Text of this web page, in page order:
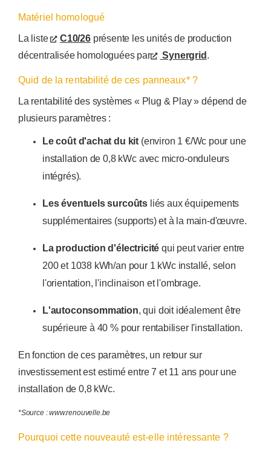
Matériel homologué
La liste C10/26présente les unités de production
décentralisée homologuées par
Synergrid .
Quid de la rentabilité de ces panneaux* ?
La rentabilité des systèmes « Plug & Play » dépend de
plusieurs paramètres :
Le coût d'achat du kit (environ 1 €/Wc pour une
installation de 0,8 kWc avec micro-onduleurs
intégrés).
Les éventuels surcoûts liés aux équipements
supplémentaires (supports) et à la main-d'œuvre.
La production d'électricité qui peut varier entre
200 et 1038 kWh/an pour 1 kWc installé, selon
l'orientation, l'inclinaison et l'ombrage.
L'autoconsommation, qui doit idéalement être
supérieure à 40 % pour rentabiliser l'installation.
En fonction de ces paramètres, un retour sur
investissement est estimé entre 7 et 11 ans pour une
installation de 0,8 kWc.
*Source : www.renouvelle.be
Pourquoi cette nouveauté est-elle intéressante ?